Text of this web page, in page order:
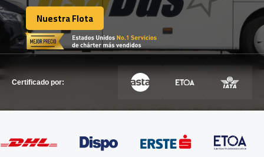
FLOTA
CONTÁCTENOS
Nuestra Flota
Nuestra Flota
Certificado por: